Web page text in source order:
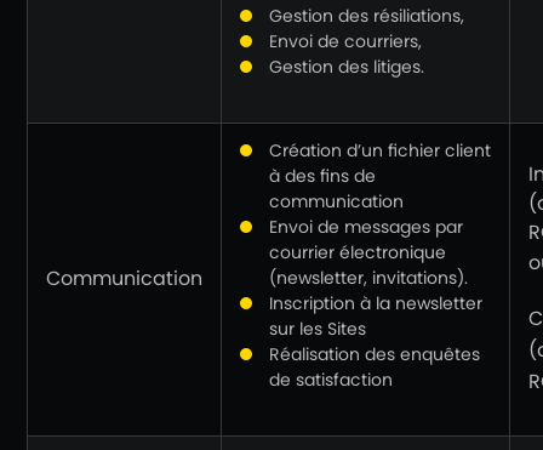
Gestion des résiliations,
Envoi de courriers,
Gestion des litiges.
Communication
Création d’un fichier client
à des fins de
communication
Envoi de messages par
courrier électronique
(newsletter, invitations).
Inscription à la newsletter
sur les Sites
Réalisation des enquêtes
de satisfaction